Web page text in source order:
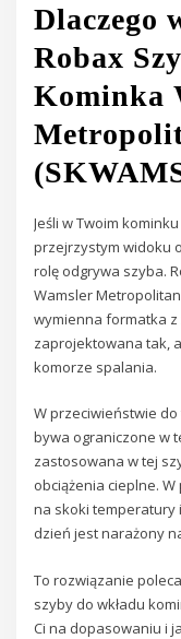
Dlaczego
Robax
Kominka
Jeśli w Twoim
przejrzystym widoku
rolę odgrywa szyba.
Wamsler Metropolitan
wymienna formatka z
zaprojektowana tak,
komorze spalania.
W przeciwieństwie
bywa ograniczone w
zastosowana w tej
obciążenia cieplne.
na skoki temperatury
dzień jest narażony
To rozwiązanie
szyby do wkładu
Ci na dopasowaniu i